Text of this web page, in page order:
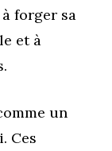
forger sa
et à
un
Ces